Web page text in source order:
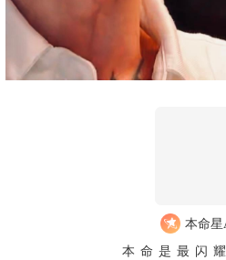
本命星
本命是最闪